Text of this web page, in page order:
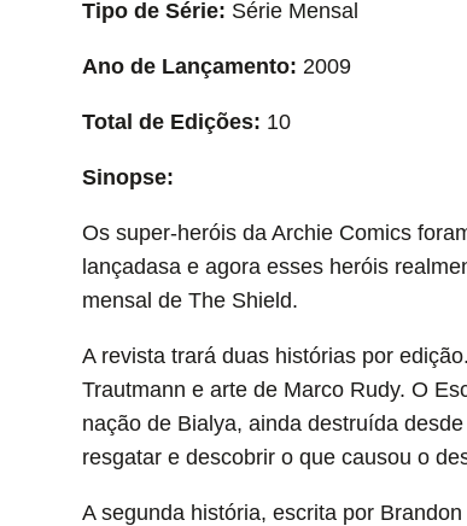
Tipo de Série: Série Mensal
Ano de Lançamento: 2009
Total de Edições: 10
Sinopse:
Os super-heróis da Archie Comics
lançadasa e agora esses heróis
mensal de The Shield.
A revista trará duas histórias por
Trautmann e arte de Marco Rudy. O
nação de Bialya, ainda destruída
resgatar e descobrir o que causou o
A segunda história, escrita por